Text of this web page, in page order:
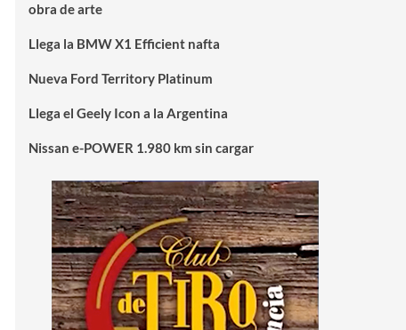
obra de arte
Llega la BMW X1 Efficient nafta
Nueva Ford Territory Platinum
Llega el Geely Icon a la Argentina
Nissan e-POWER 1.980 km sin cargar